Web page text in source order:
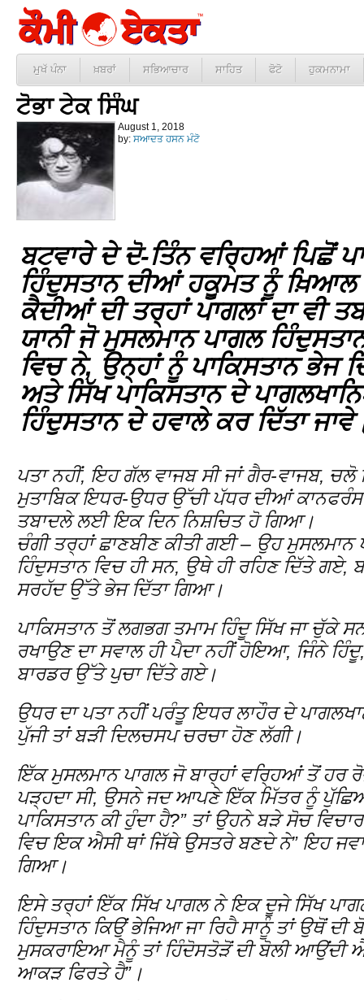
ਮੁਖੱ ਪੰਨਾ ਖ਼ਬਰਾਂ ਸਭਿਆਚਾਰ ਸਾਹਿਤ ਫੋਟੋ ਹੁਕਮਨਾਮਾ
ਟੋਭਾ ਟੇਕ ਸਿੰਘ
August 1, 2018
by: ਸਆਦਤ ਹਸਨ ਮੰਟੋ
ਬਟਵਾਰੇ ਦੇ ਦੋ-ਤਿੰਨ ਵਰ੍ਹਿਆਂ ਪਿਛੋਂ
ਹਿੰਦੁਸਤਾਨ ਦੀਆਂ ਹਕੂਮਤ ਨੂੰ
ਕੈਦੀਆਂ ਦੀ ਤਰ੍ਹਾਂ ਪਾਗਲਾਂ ਦਾ ਵੀ
ਯਾਨੀ ਜੋ ਮੁਸਲਮਾਨ ਪਾਗਲ
ਵਿਚ ਨੇ, ਉਨ੍ਹਾਂ ਨੂੰ ਪਾਕਿਸਤਾਨ ਭੇਜ
ਅਤੇ ਸਿੱਖ ਪਾਕਿਸਤਾਨ ਦੇ
ਹਿੰਦੁਸਤਾਨ ਦੇ ਹਵਾਲੇ ਕਰ ਦਿੱਤਾ
ਪਤਾ ਨਹੀਂ, ਇਹ ਗੱਲ ਵਾਜਬ ਸੀ ਜਾਂ ਗੈਰ-ਵਾਜਬ, ਚਲੋ
ਮੁਤਾਬਿਕ ਇਧਰ-ਉਧਰ ਉੱਚੀ ਪੱਧਰ ਦੀਆਂ
ਤਬਾਦਲੇ ਲਈ ਇਕ ਦਿਨ ਨਿਸ਼ਚਿਤ ਹੋ ਗਿਆ।
ਚੰਗੀ ਤਰ੍ਹਾਂ ਛਾਣਬੀਣ ਕੀਤੀ ਗਈ – ਉਹ ਮੁਸਲਮਾਨ
ਹਿੰਦੁਸਤਾਨ ਵਿਚ ਹੀ ਸਨ, ਉਥੇ ਹੀ ਰਹਿਣ ਦਿੱਤੇ ਗਏ,
ਸਰਹੱਦ ਉੱਤੇ ਭੇਜ ਦਿੱਤਾ ਗਿਆ।
ਪਾਕਿਸਤਾਨ ਤੋਂ ਲਗਭਗ ਤਮਾਮ ਹਿੰਦੂ ਸਿੱਖ ਜਾ ਚੁੱਕੇ
ਰਖਾਉਣ ਦਾ ਸਵਾਲ ਹੀ ਪੈਦਾ ਨਹੀਂ ਹੋਇਆ, ਜਿੰਨੇ
ਬਾਰਡਰ ਉੱਤੇ ਪੁਚਾ ਦਿੱਤੇ ਗਏ।
ਉਧਰ ਦਾ ਪਤਾ ਨਹੀਂ ਪਰੰਤੂ ਇਧਰ ਲਾਹੌਰ ਦੇ
ਪੁੱਜੀ ਤਾਂ ਬੜੀ ਦਿਲਚਸਪ ਚਰਚਾ ਹੋਣ ਲੱਗੀ।
ਇੱਕ ਮੁਸਲਮਾਨ ਪਾਗਲ ਜੋ ਬਾਰ੍ਹਾਂ ਵਰ੍ਹਿਆਂ ਤੋਂ ਹਰ
ਪੜ੍ਹਦਾ ਸੀ, ਉਸਨੇ ਜਦ ਆਪਣੇ ਇੱਕ ਮਿੱਤਰ ਨੂੰ
ਪਾਕਿਸਤਾਨ ਕੀ ਹੁੰਦਾ ਹੈ?” ਤਾਂ ਉਹਨੇ ਬੜੇ ਸੋਚ
ਵਿਚ ਇਕ ਐਸੀ ਥਾਂ ਜਿੱਥੇ ਉਸਤਰੇ ਬਣਦੇ ਨੇ” ਇਹ
ਗਿਆ।
ਇਸੇ ਤਰ੍ਹਾਂ ਇੱਕ ਸਿੱਖ ਪਾਗਲ ਨੇ ਇਕ ਦੂਜੇ ਸਿੱਖ
ਹਿੰਦੁਸਤਾਨ ਕਿਉਂ ਭੇਜਿਆ ਜਾ ਰਿਹੈ ਸਾਨੂੰ ਤਾਂ ਉਥੋਂ ਦੀ
ਮੁਸਕਰਾਇਆ ਮੈਨੂੰ ਤਾਂ ਹਿੰਦੋਸਤੋੜੋਂ ਦੀ ਬੋਲੀ ਆਉਂਦੀ
ਆਕੜ ਫਿਰਤੇ ਹੈ”।